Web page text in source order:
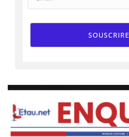
SOUSCRIRE